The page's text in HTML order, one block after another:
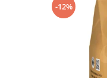
-12%